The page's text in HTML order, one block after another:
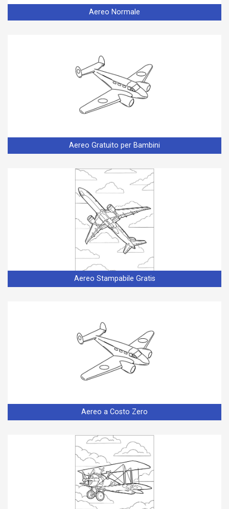
Aereo Normale
Aereo Gratuito per Bambini
Aereo Stampabile Gratis
Aereo a Costo Zero